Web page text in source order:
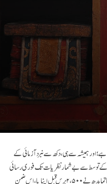
اور ہمیشہ سے ہی، دکھ سے نبرد آزمائی کے
کے توسط سے بےشمار نظریات تک فوری رسائی
ممکن ہے اور یہاں ہمیں وہ منفرد طرز عمل ملتا ہے جسے مہاتما بدھ نے ۲،۵۰۰ برس قبل اپنایا، اس ضمن